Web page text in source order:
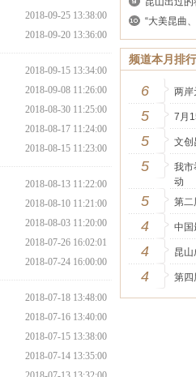
2018-09-25 13:38:00
2018-09-20 13:36:00
2018-09-15 13:34:00
2018-09-08 11:26:00
2018-08-30 11:25:00
2018-08-17 11:24:00
2018-08-15 11:23:00
2018-08-13 11:22:00
2018-08-10 11:21:00
2018-08-03 11:20:00
2018-07-26 16:02:01
2018-07-24 16:00:00
2018-07-18 13:48:00
2018-07-16 13:40:00
2018-07-15 13:38:00
2018-07-14 13:35:00
“大美昆曲
语
频道本月排行
6 两岸
5 7月
5 文创
5
我市
动
5 第二
4 中
4 昆
4 第四